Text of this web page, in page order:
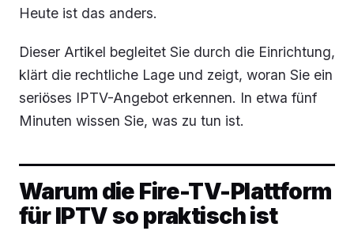
Heute ist das anders.
Dieser Artikel begleitet Sie durch die Einrichtung,
klärt die rechtliche Lage und zeigt, woran Sie ein
seriöses IPTV-Angebot erkennen. In etwa fünf
Minuten wissen Sie, was zu tun ist.
Warum die Fire-TV-Plattform
für IPTV so praktisch ist